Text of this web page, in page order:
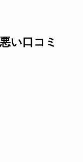
い口コミ